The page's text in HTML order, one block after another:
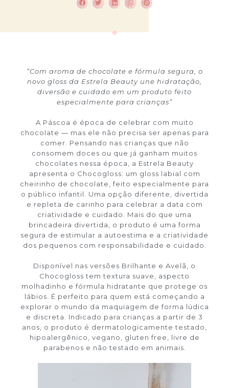
“Com aroma de chocolate e fórmula segura, o
novo gloss da Estrela Beauty une hidratação,
diversão e cuidado em um produto feito
especialmente para crianças”
A Páscoa é época de celebrar com muito
chocolate — mas ele não precisa ser apenas para
comer. Pensando nas crianças que não
consomem doces ou que já ganham muitos
chocolates nessa época, a Estrela Beauty
apresenta o Chocogloss: um gloss labial com
cheirinho de chocolate, feito especialmente para
o público infantil. Uma opção diferente, divertida
e repleta de carinho para celebrar a data com
criatividade e cuidado. Mais do que uma
brincadeira divertida, o produto é uma forma
segura de estimular a autoestima e a criatividade
dos pequenos com responsabilidade e cuidado.
Disponível nas versões Brilhante e Avelã, o
Chocogloss tem textura suave, aspecto
molhadinho e fórmula hidratante que protege os
lábios. É perfeito para quem está começando a
explorar o mundo da maquiagem de forma lúdica
e discreta. Indicado para crianças a partir de 3
anos, o produto é dermatologicamente testado,
hipoalergênico, vegano, gluten free, livre de
parabenos e não testado em animais.